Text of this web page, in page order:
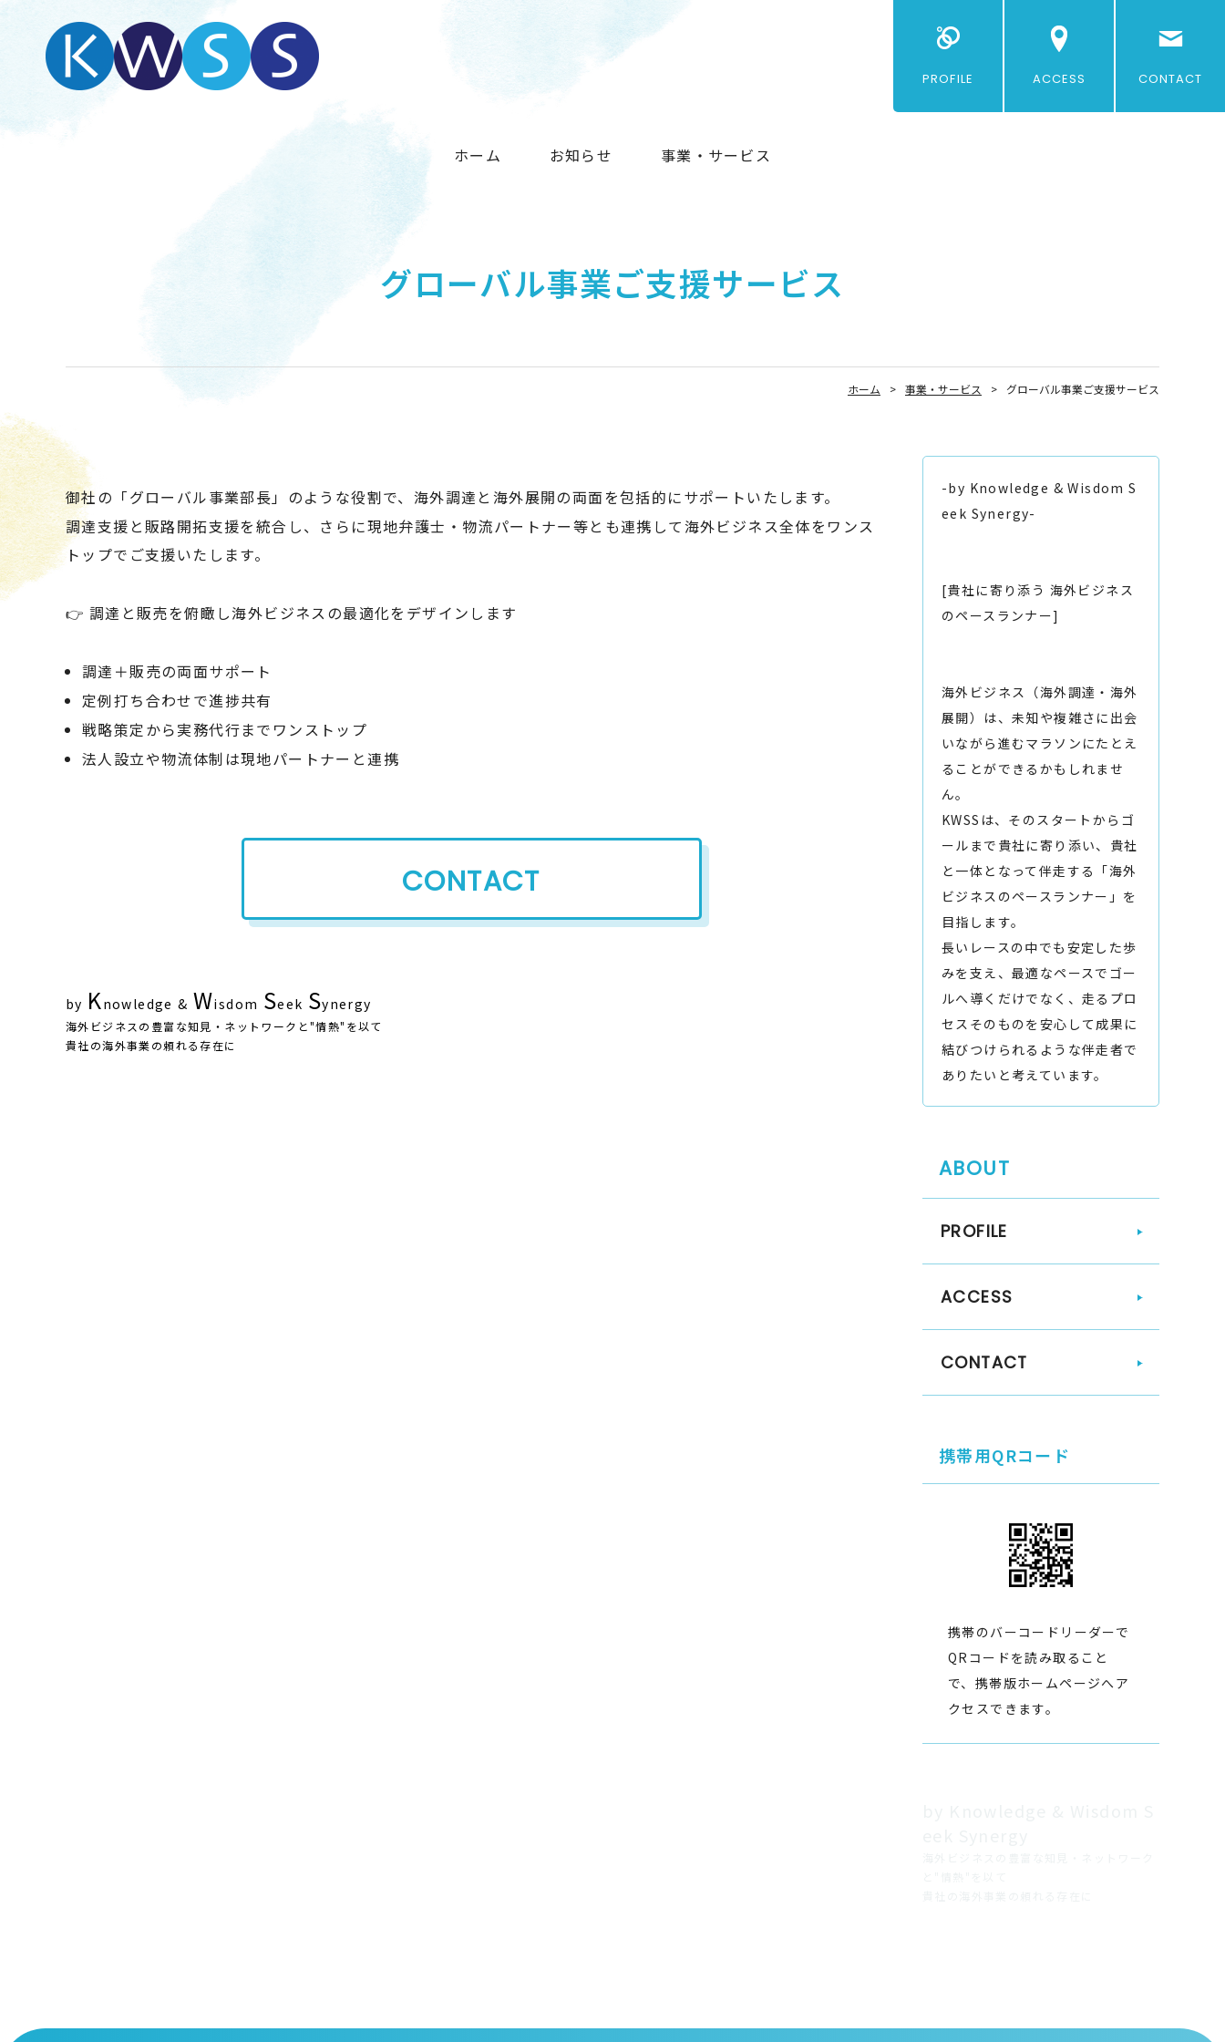
PROFILE ACCESS CONTACT
ホーム お知らせ 事業・サービス
グローバル事業ご支援サービス
ホーム 事業・サービス グローバル事業ご支援サービス
御社の「グローバル事業部長」のような役割で、海外調達と海外展開の両面を包括的にサポートいたします。
調達支援と販路開拓支援を統合し、さらに現地弁護士・物流パートナー等とも連携して海外ビジネス全体をワンス
トップでご支援いたします。
👉 調達と販売を俯瞰し海外ビジネスの最適化をデザインします
調達＋販売の両面サポート
定例打ち合わせで進捗共有
戦略策定から実務代行までワンストップ
法人設立や物流体制は現地パートナーと連携
CONTACT
by Knowledge & Wisdom Seek Synergy
海外ビジネスの豊富な知見・ネットワークと"情熱"を以て
貴社の海外事業の頼れる存在に
-by Knowledge & Wisdom S
eek Synergy-
[貴社に寄り添う 海外ビジネス
のペースランナー]
海外ビジネス（海外調達・海外
展開）は、未知や複雑さに出会
いながら進むマラソンにたとえ
ることができるかもしれませ
ん。
KWSSは、そのスタートからゴ
ールまで貴社に寄り添い、貴社
と一体となって伴走する「海外
ビジネスのペースランナー」を
目指します。
長いレースの中でも安定した歩
みを支え、最適なペースでゴー
ルへ導くだけでなく、走るプロ
セスそのものを安心して成果に
結びつけられるような伴走者で
ありたいと考えています。
ABOUT
PROFILE
ACCESS
CONTACT
携帯用QRコード
携帯のバーコードリーダーで
QRコードを読み取ること
で、携帯版ホームページへア
クセスできます。